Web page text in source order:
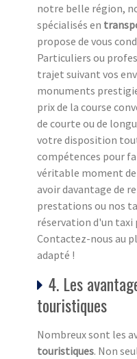
notre belle région,
spécialisés en
propose de vous
Particuliers ou
trajet suivant vos
monuments
prix de la course
de courte ou de
votre disposition
compétences pour
véritable moment
avoir davantage de
prestations ou nos
réservation d'un taxi
Contactez-nous au
adapté !
4. Les
touristiques
Nombreux sont les
touristiques. Non